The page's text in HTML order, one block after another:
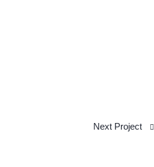
Next Project